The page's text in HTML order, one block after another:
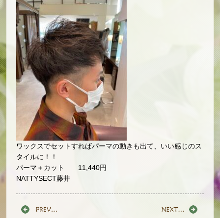
ワックスでセットすればパーマの動きも出て、いい感じのス
タイルに！！
パーマ＋カット 11,440円
NATTYSECT藤井